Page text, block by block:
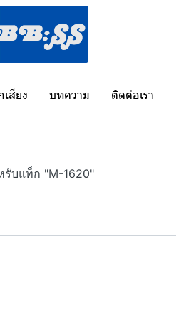
สียง บทความ ติดต่อเรา
รับแท็ก "M-1620"